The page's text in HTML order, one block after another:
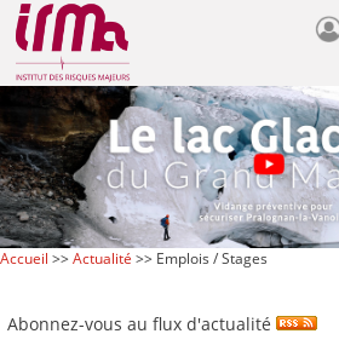
Accueil >>Actualité >> Emplois / Stages
Abonnez-vous au flux d'actualité